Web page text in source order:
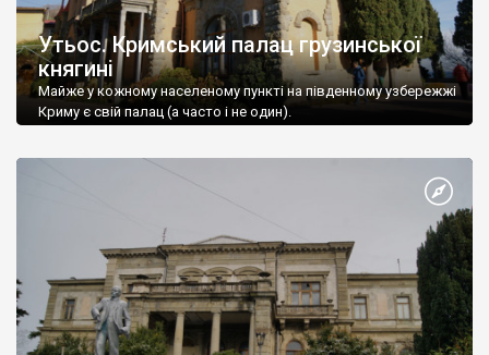
Утьос. Кримський палац грузинської
княгині
Майже у кожному населеному пункті на південному узбережжі
Криму є свій палац (а часто і не один).